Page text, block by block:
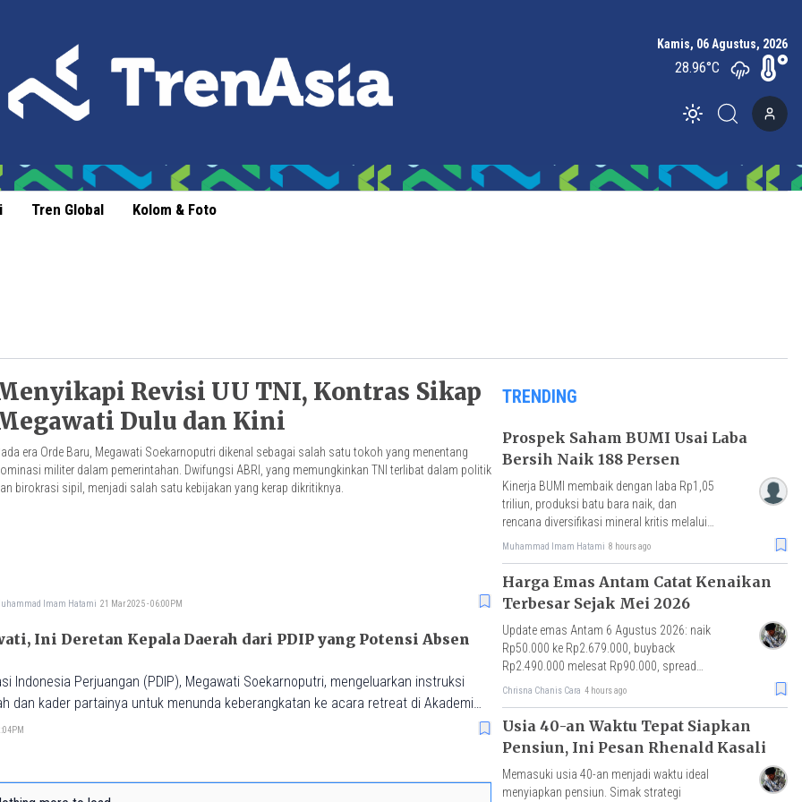
Kamis, 06 Agustus, 2026
28.96°C
Toggle theme
Tren Global Kolom & Foto
Revisi UU TNI, Kontras Sikap
Dulu dan Kini
era Orde Baru, Megawati Soekarnoputri dikenal sebagai salah satu tokoh yang menentang
militer dalam pemerintahan. Dwifungsi ABRI, yang memungkinkan TNI terlibat dalam politik
birokrasi sipil, menjadi salah satu kebijakan yang kerap dikritiknya.
Imam Hatami 21 Mar 2025 - 06:00PM
Ini Deretan Kepala Daerah dari PDIP yang Potensi Absen
Indonesia Perjuangan (PDIP), Megawati Soekarnoputri, mengeluarkan instruksi
dan kader partainya untuk menunda keberangkatan ke acara retreat di Akademi
TRENDING
Prospek Saham BUMI Usai Laba
Bersih Naik 188 Persen
Kinerja BUMI membaik dengan laba Rp1,05
triliun, produksi batu bara naik, dan
rencana diversifikasi mineral kritis melalui
akuisisi Loyal Metals.
Muhammad Imam Hatami 8 hours ago
Harga Emas Antam Catat Kenaikan
Terbesar Sejak Mei 2026
Update emas Antam 6 Agustus 2026: naik
Rp50.000 ke Rp2.679.000, buyback
Rp2.490.000 melesat Rp90.000, spread
Rp189.000 tersempit sejak awal April 2026.
Chrisna Chanis Cara 4 hours ago
Usia 40-an Waktu Tepat Siapkan
Pensiun, Ini Pesan Rhenald Kasali
Memasuki usia 40-an menjadi waktu ideal
menyiapkan pensiun. Simak strategi